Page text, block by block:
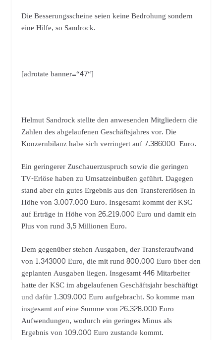
Die Besserungsscheine seien keine Bedrohung sondern
eine Hilfe, so Sandrock.
[adrotate banner=“47“]
Helmut Sandrock stellte den anwesenden Mitgliedern die
Zahlen des abgelaufenen Geschäftsjahres vor. Die
Konzernbilanz habe sich verringert auf 7.386000 Euro.
Ein geringerer Zuschauerzuspruch sowie die geringen
TV-Erlöse haben zu Umsatzeinbußen geführt. Dagegen
stand aber ein gutes Ergebnis aus den Transfererlösen in
Höhe von 3.007.000 Euro. Insgesamt kommt der KSC
auf Erträge in Höhe von 26.219.000 Euro und damit ein
Plus von rund 3,5 Millionen Euro.
Dem gegenüber stehen Ausgaben, der Transferaufwand
von 1.343000 Euro, die mit rund 800.000 Euro über den
geplanten Ausgaben liegen. Insgesamt 446 Mitarbeiter
hatte der KSC im abgelaufenen Geschäftsjahr beschäftigt
und dafür 1.309.000 Euro aufgebracht. So komme man
insgesamt auf eine Summe von 26.328.000 Euro
Aufwendungen, wodurch ein geringes Minus als
Ergebnis von 109.000 Euro zustande kommt.